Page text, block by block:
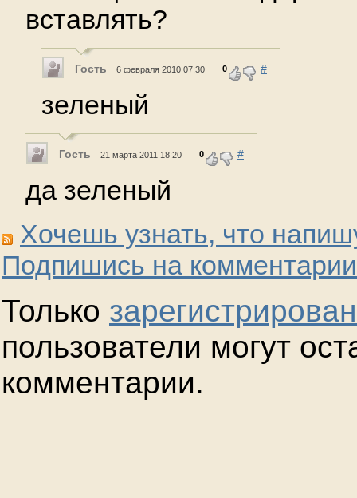
вставлять?
Гость 6 февраля 2010 07:30 0 #
зеленый
Гость 21 марта 2011 18:20 0 #
да зеленый
Хочешь узнать, что
Подпишись на
Только
пользователи могут
комментарии.